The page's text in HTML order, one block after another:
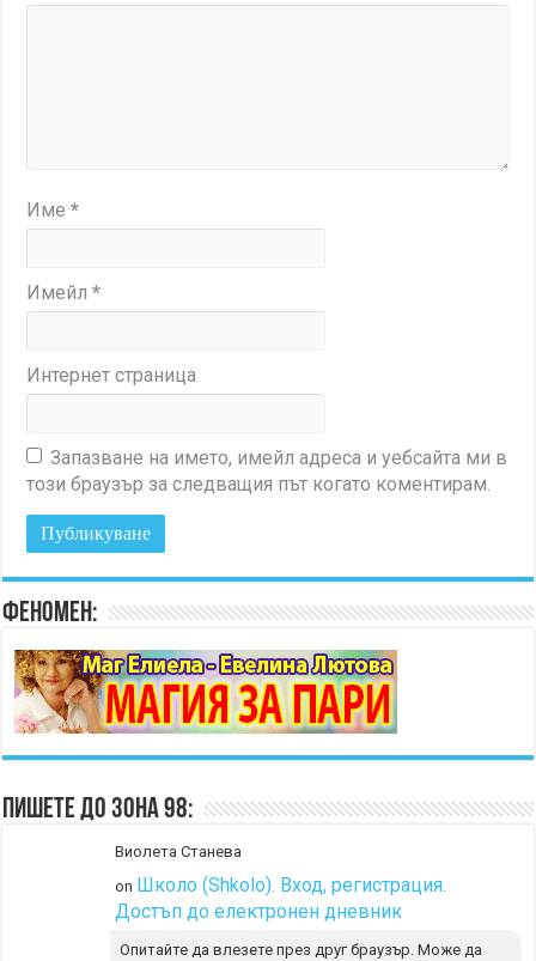
Име*
Имейл*
Интернет страница
Запазване на името, имейл адреса и уебсайта ми в
този браузър за следващия път когато коментирам.
Феномен:
Пишете до Зона 98:
Виолета Станева
on Школо (Shkolo). Вход, регистрация.
Достъп до електронен дневник
Опитайте да влезете през друг браузър. Може да